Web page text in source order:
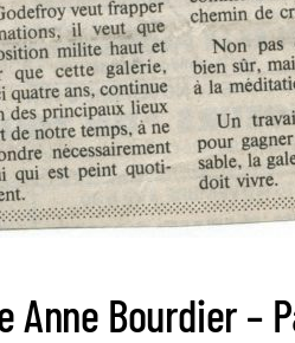
Anne Bourdier –